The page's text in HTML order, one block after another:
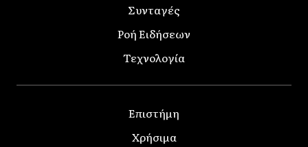
Συνταγές
Ροή Ειδήσεων
Τεχνολογία
Επιστήμη
Χρήσιμα